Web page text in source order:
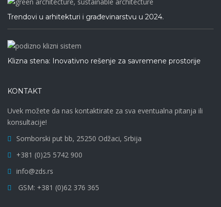
Trendovi u arhitekturi i građevinarstvu u 2024.
Klizna stena: Inovativno rešenje za savremene prostorije
KONTAKT
Uvek možete da nas kontaktirate za sva eventualna pitanja ili
konsultacije!
Somborski put bb, 25250 Odžaci, Srbija
+381 (0)25 5742 900
info@zds.rs
GSM: +381 (0)62 376 365